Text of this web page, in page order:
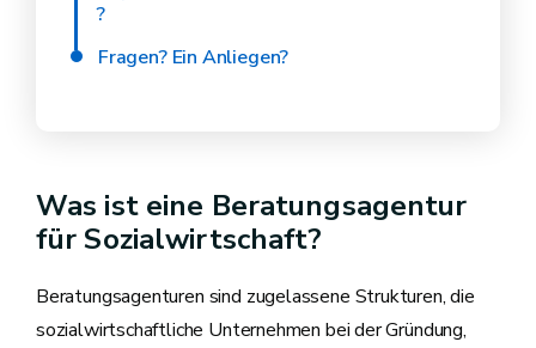
?
Fragen? Ein Anliegen?
Was ist eine Beratungsagentur
für Sozialwirtschaft?
Beratungsagenturen sind zugelassene Strukturen, die
sozialwirtschaftliche Unternehmen bei der Gründung,